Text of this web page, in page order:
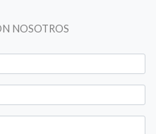
NOSOTROS